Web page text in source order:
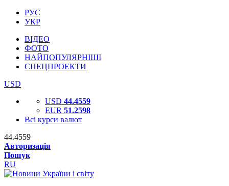
РУС
УКР
ВІДЕО
ФОТО
НАЙПОПУЛЯРНІШІ
СПЕЦПРОЕКТИ
USD
USD 44.4559
EUR 51.2598
Всі курси валют
44.4559
Авторизація
Пошук
RU